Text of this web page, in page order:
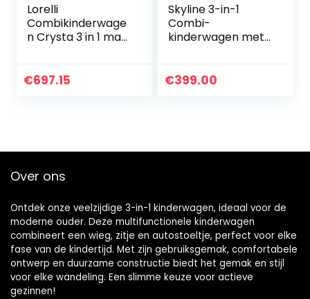
Lorelli
Combikinderwage
n Crysta 3 in 1 max.
sportstoel, kleur:
€697.15
Skyline 3-in-1
Combi-
kinderwagen met
sportbuggy-
€399.00
Over ons
Ontdek onze veelzijdige 3-in-1 kinderwagen, ideaal voor de
moderne ouder. Deze multifunctionele kinderwagen
combineert een wieg, zitje en autostoeltje, perfect voor elke
fase van de kindertijd. Met zijn gebruiksgemak, comfortabele
ontwerp en duurzame constructie biedt het gemak en stijl
voor elke wandeling. Een slimme keuze voor actieve
gezinnen!